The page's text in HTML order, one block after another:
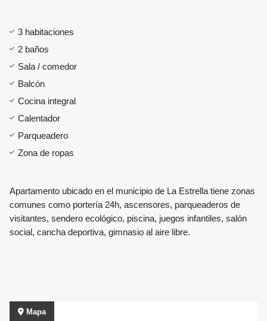
3 habitaciones
2 baños
Sala / comedor
Balcón
Cocina integral
Calentador
Parqueadero
Zona de ropas
Apartamento ubicado en el municipio de La Estrella tiene zonas
comunes como portería 24h, ascensores, parqueaderos de
visitantes, sendero ecológico, piscina, juegos infantiles, salón
social, cancha deportiva, gimnasio al aire libre.
Mapa